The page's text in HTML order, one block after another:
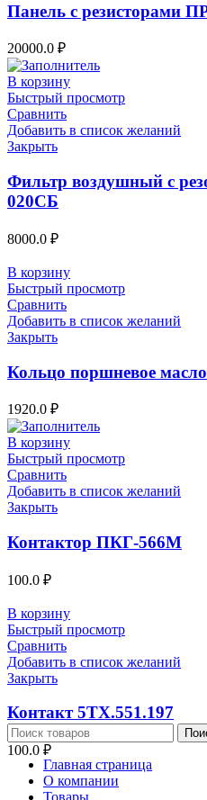
Панель с резисторами
20000.0 ₽
В корзину
Быстрый просмотр
Сравнить
Добавить в список желаний
Закрыть
Фильтр воздушный с
020СБ
8000.0 ₽
В корзину
Быстрый просмотр
Сравнить
Добавить в список желаний
Закрыть
Кольцо поршневое
1920.0 ₽
В корзину
Быстрый просмотр
Сравнить
Добавить в список желаний
Закрыть
Контактор ПКГ-566М
100.0 ₽
В корзину
Быстрый просмотр
Сравнить
Добавить в список желаний
Закрыть
Контакт 5ТХ.551.197
100.0 ₽
Главная страница
О компании